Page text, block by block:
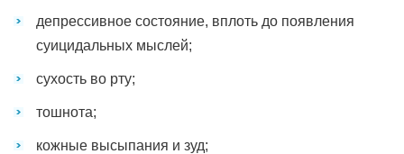
депрессивное состояние, вплоть до появления
суицидальных мыслей;
сухость во рту;
тошнота;
кожные высыпания и зуд;